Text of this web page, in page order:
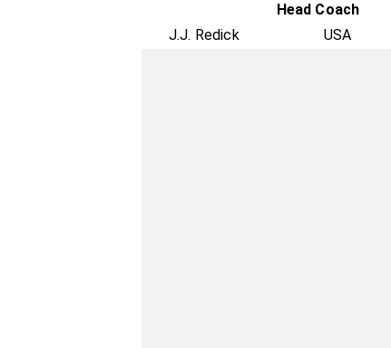
Head Coach
J.J. Redick
USA